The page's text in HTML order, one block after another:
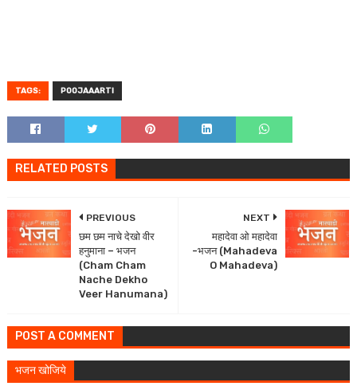
TAGS: POOJAAARTI
RELATED POSTS
NEXT
महादेवा ओ महादेवा
-भजन (Mahadeva
O Mahadeva)
PREVIOUS
छम छम नाचे देखो वीर
हनुमाना – भजन
(Cham Cham
Nache Dekho
Veer Hanumana)
POST A COMMENT
भजन खोजिये